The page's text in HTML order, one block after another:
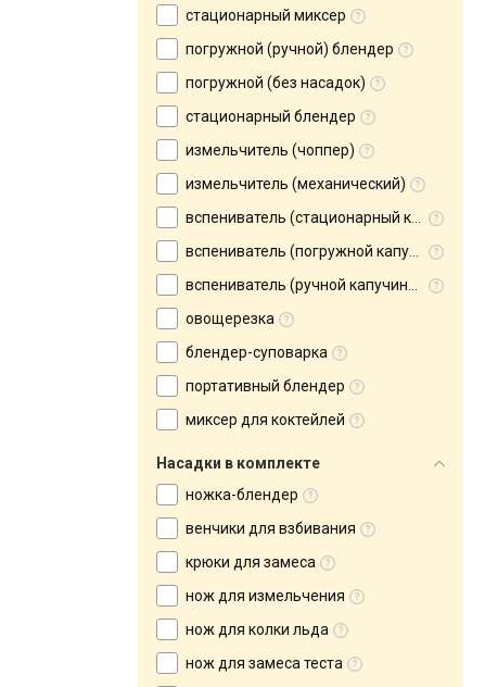
стационарный миксер
погружной (ручной) блендер
погружной (без насадок)
стационарный блендер
измельчитель (чоппер)
измельчитель (механический)
вспениватель (стационарный капучинатор)
вспениватель (погружной капучинатор)
вспениватель (ручной капучинатор)
овощерезка
блендер-суповарка
портативный блендер
миксер для коктейлей
Насадки в комплекте
ножка-блендер
венчики для взбивания
крюки для замеса
нож для измельчения
нож для колки льда
нож для замеса теста